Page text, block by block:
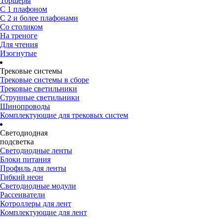
С 1 плафоном
С 2 и более плафонами
Со столиком
На треноге
Для чтения
Изогнутые
Трековые системы
Трековые системы в сборе
Трековые светильники
Струнные светильники
Шинопроводы
Комплектующие для трековых систем
Светодиодная
подсветка
Светодиодные ленты
Блоки питания
Профиль для ленты
Гибкий неон
Светодиодные модули
Рассеиватели
Котроллеры для лент
Комплектующие для лент